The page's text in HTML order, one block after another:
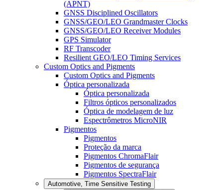
(APNT)
GNSS Disciplined Oscillators
GNSS/GEO/LEO Grandmaster Clocks
GNSS/GEO/LEO Receiver Modules
GPS Simulator
RF Transcoder
Resilient GEO/LEO Timing Services
Custom Optics and Pigments
Custom Optics and Pigments
Óptica personalizada
Óptica personalizada
Filtros ópticos personalizados
Óptica de modelagem de luz
Espectrômetros MicroNIR
Pigmentos
Pigmentos
Proteção da marca
Pigmentos ChromaFlair
Pigmentos de segurança
Pigmentos SpectraFlair
Automotive, Time Sensitive Testing